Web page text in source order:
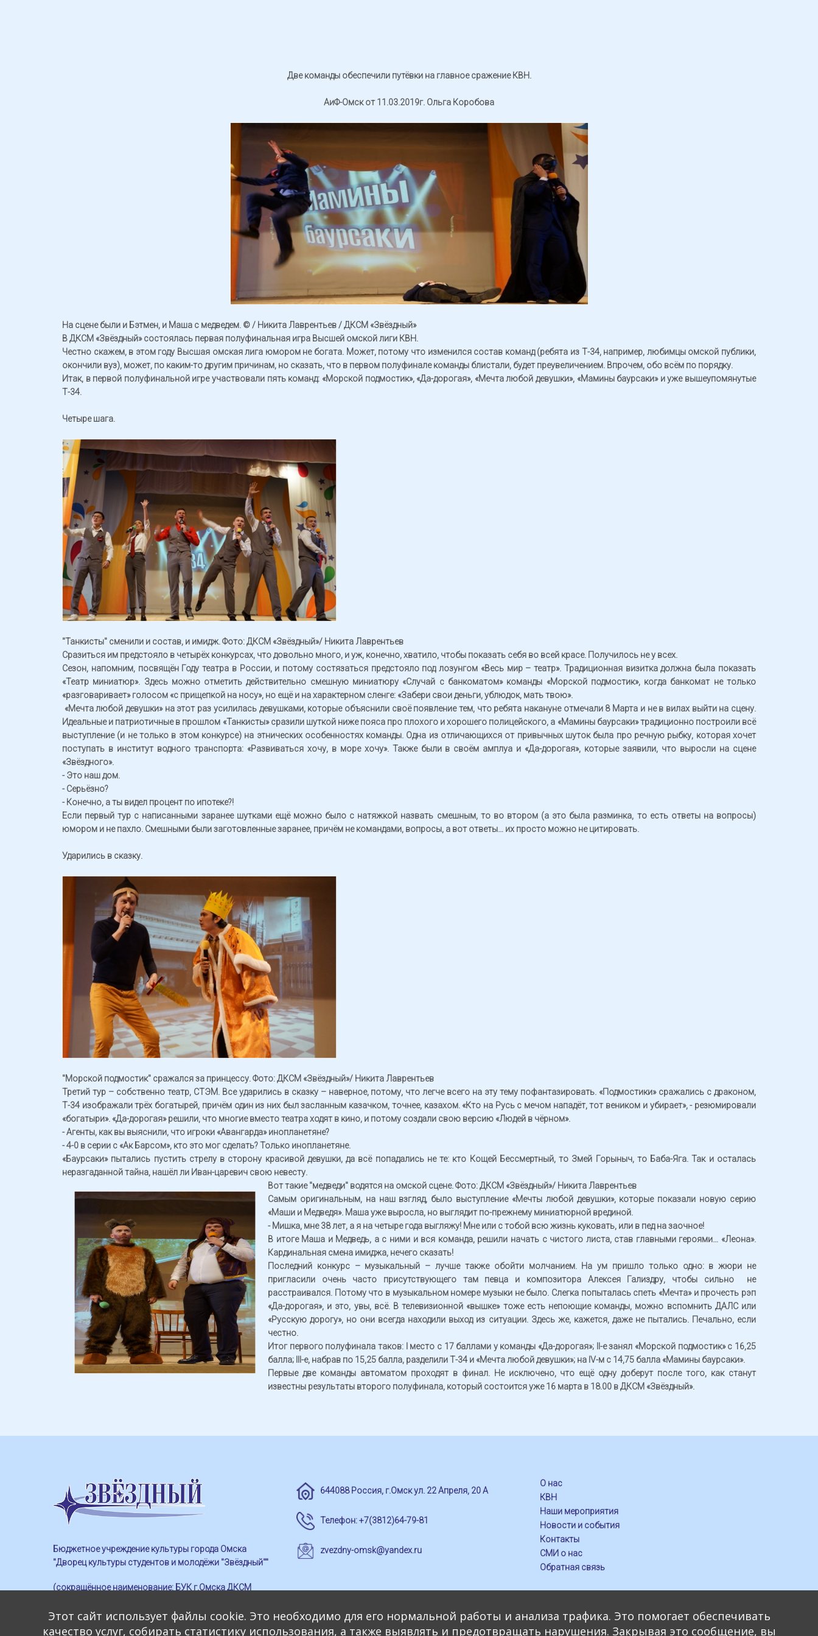
Две команды обеспечили путёвки на главное сражение КВН.
АиФ-Омск от 11.03.2019г. Ольга Коробова
На сцене были и Бэтмен, и Маша с медведем. © / Никита Лаврентьев / ДКСМ «Звёздный»
В ДКСМ «Звёздный» состоялась первая полуфинальная игра Высшей омской лиги КВН.
Честно скажем, в этом году Высшая омская лига юмором не богата. Может, потому что изменился состав команд (ребята из Т-34, например, любимцы омской публики,
окончили вуз), может, по каким-то другим причинам, но сказать, что в первом полуфинале команды блистали, будет преувеличением. Впрочем, обо всём по порядку.
Итак, в первой полуфинальной игре участвовали пять команд: «Морской подмостик», «Да-дорогая», «Мечта любой девушки», «Мамины баурсаки» и уже вышеупомянутые
Т-34.
Четыре шага.
"Танкисты" сменили и состав, и имидж. Фото: ДКСМ «Звёздный»/ Никита Лаврентьев
Сразиться им предстояло в четырёх конкурсах, что довольно много, и уж, конечно, хватило, чтобы показать себя во всей красе. Получилось не у всех.
Сезон, напомним, посвящён Году театра в России, и потому состязаться предстояло под лозунгом «Весь мир – театр». Традиционная визитка должна была показать
«Театр миниатюр». Здесь можно отметить действительно смешную миниатюру «Случай с банкоматом» команды «Морской подмостик», когда банкомат не только
«разговаривает» голосом «с прищепкой на носу», но ещё и на характерном сленге: «Забери свои деньги, ублюдок, мать твою».
«Мечта любой девушки» на этот раз усилилась девушками, которые объяснили своё появление тем, что ребята накануне отмечали 8 Марта и не в вилах выйти на сцену.
Идеальные и патриотичные в прошлом «Танкисты» сразили шуткой ниже пояса про плохого и хорошего полицейского, а «Мамины баурсаки» традиционно построили всё
выступление (и не только в этом конкурсе) на этнических особенностях команды. Одна из отличающихся от привычных шуток была про речную рыбку, которая хочет
поступать в институт водного транспорта: «Развиваться хочу, в море хочу». Также были в своём амплуа и «Да-дорогая», которые заявили, что выросли на сцене
«Звёздного».
- Это наш дом.
- Серьёзно?
- Конечно, а ты видел процент по ипотеке?!
Если первый тур с написанными заранее шутками ещё можно было с натяжкой назвать смешным, то во втором (а это была разминка, то есть ответы на вопросы)
юмором и не пахло. Смешными были заготовленные заранее, причём не командами, вопросы, а вот ответы… их просто можно не цитировать.
Ударились в сказку.
"Морской подмостик" сражался за принцессу. Фото: ДКСМ «Звёздный»/ Никита Лаврентьев
Третий тур – собственно театр, СТЭМ. Все ударились в сказку – наверное, потому, что легче всего на эту тему пофантазировать. «Подмостики» сражались с драконом,
Т-34 изображали трёх богатырей, причём один из них был засланным казачком, точнее, казахом. «Кто на Русь с мечом нападёт, тот веником и убирает», - резюмировали
«богатыри». «Да-дорогая» решили, что многие вместо театра ходят в кино, и потому создали свою версию «Людей в чёрном».
-Агенты, как вы выяснили, что игроки «Авангарда» инопланетяне?
- 4-0 в серии с «Ак Барсом», кто это мог сделать? Только инопланетяне.
«Баурсаки» пытались пустить стрелу в сторону красивой девушки, да всё попадались не те: кто Кощей Бессмертный, то Змей Горыныч, то Баба-Яга. Так и осталась
неразгаданной тайна, нашёл ли Иван-царевич свою невесту.
Вот такие "медведи" водятся на омской сцене. Фото: ДКСМ «Звёздный»/ Никита Лаврентьев
Самым оригинальным, на наш взгляд, было выступление «Мечты любой девушки», которые показали новую серию
«Маши и Медведя». Маша уже выросла, но выглядит по-прежнему миниатюрной врединой.
- Мишка, мне 38 лет, а я на четыре года выгляжу! Мне или с тобой всю жизнь куковать, или в пед на заочное!
В итоге Маша и Медведь, а с ними и вся команда, решили начать с чистого листа, став главными героями… «Леона».
Кардинальная смена имиджа, нечего сказать!
Последний конкурс – музыкальный – лучше также обойти молчанием. На ум пришло только одно: в жюри не
пригласили очень часто присутствующего там певца и композитора Алексея Гализдру, чтобы сильно не
расстраивался. Потому что в музыкальном номере музыки не было. Слегка попыталась спеть «Мечта» и прочесть рэп
«Да-дорогая», и это, увы, всё. В телевизионной «вышке» тоже есть непоющие команды, можно вспомнить ДАЛС или
«Русскую дорогу», но они всегда находили выход из ситуации. Здесь же, кажется, даже не пытались. Печально, если
честно.
Итог первого полуфинала таков: I место с 17 баллами у команды «Да-дорогая»; II-е занял «Морской подмостик» с 16,25
балла; III-е, набрав по 15,25 балла, разделили Т-34 и «Мечта любой девушки»; на IV-м с 14,75 балла «Мамины баурсаки».
Первые две команды автоматом проходят в финал. Не исключено, что ещё одну доберут после того, как станут
известны результаты второго полуфинала, который состоится уже 16 марта в 18.00 в ДКСМ «Звёздный».
Бюджетное учреждение культуры города Омска
"Дворец культуры студентов и молодёжи "Звёздный""
(сокращённое наименование: БУК г.Омска ДКСМ
644088 Россия, г.Омск ул. 22 Апреля, 20 А
Телефон: +7(3812)64-79-81
zvezdny-omsk@yandex.ru
О нас
КВН
Наши мероприятия
Новости и события
Контакты
СМИ о нас
Обратная связь
Этот сайт использует файлы cookie. Это необходимо для его нормальной работы и анализа трафика. Это помогает обеспечивать
качество услуг, собирать статистику использования, а также выявлять и предотвращать нарушения. Закрывая это сообщение, вы